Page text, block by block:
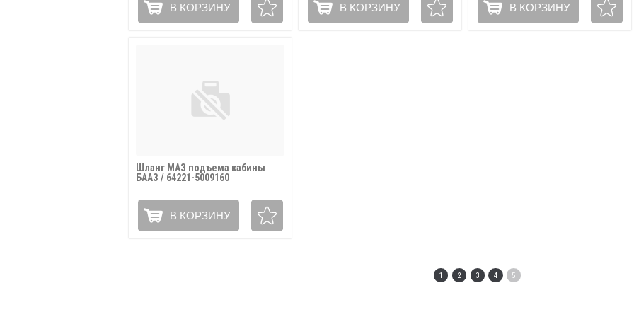
В КОРЗИНУ В КОРЗИНУ В КОРЗИНУ
Шланг МАЗ подъема кабины
БААЗ / 64221-5009160
В КОРЗИНУ
1 2 3 4 5